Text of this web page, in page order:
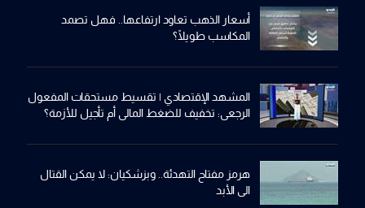
أسعار الذهب تعاود ارتفاعها.. فهل تصمد
المكاسب طويلًا؟
المشهد الإقتصادي | تقسيط مستحقات المفعول
الرجعي: تخفيف للضغط المالي أم تأجيل للأزمة؟
هرمز مفتاح التهدئة.. وبزشكيان: لا يمكن القتال
الى الأبد